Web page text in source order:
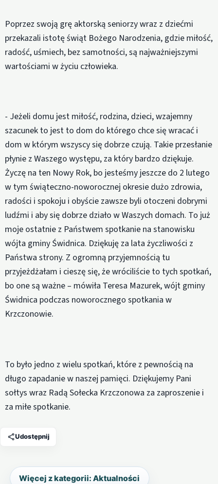
Poprzez swoją grę aktorską seniorzy wraz z dziećmi
przekazali istotę świąt Bożego Narodzenia, gdzie miłość,
radość, uśmiech, bez samotności, są najważniejszymi
wartościami w życiu człowieka.
- Jeżeli domu jest miłość, rodzina, dzieci, wzajemny
szacunek to jest to dom do którego chce się wracać i
dom w którym wszyscy się dobrze czują. Takie przesłanie
płynie z Waszego występu, za który bardzo dziękuje.
Życzę na ten Nowy Rok, bo jesteśmy jeszcze do 2 lutego
w tym świąteczno-noworocznej okresie dużo zdrowia,
radości i spokoju i obyście zawsze byli otoczeni dobrymi
ludźmi i aby się dobrze działo w Waszych domach. To już
moje ostatnie z Państwem spotkanie na stanowisku
wójta gminy Świdnica. Dziękuję za lata życzliwości z
Państwa strony. Z ogromną przyjemnością tu
przyjeżdżałam i cieszę się, że wróciliście to tych spotkań,
bo one są ważne – mówiła Teresa Mazurek, wójt gminy
Świdnica podczas noworocznego spotkania w
Krzczonowie.
To było jedno z wielu spotkań, które z pewnością na
długo zapadanie w naszej pamięci. Dziękujemy Pani
sołtys wraz Radą Sołecka Krzczonowa za zaproszenie i
za miłe spotkanie.
Udostępnij
Więcej z kategorii: Aktualności